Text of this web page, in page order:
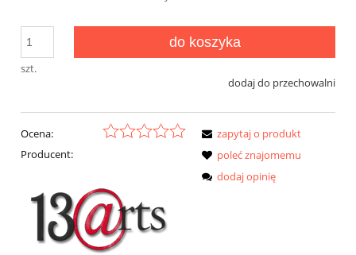
szt.
do koszyka
dodaj do przechowalni
Ocena:
Producent:
zapytaj o produkt
poleć znajomemu
dodaj opinię